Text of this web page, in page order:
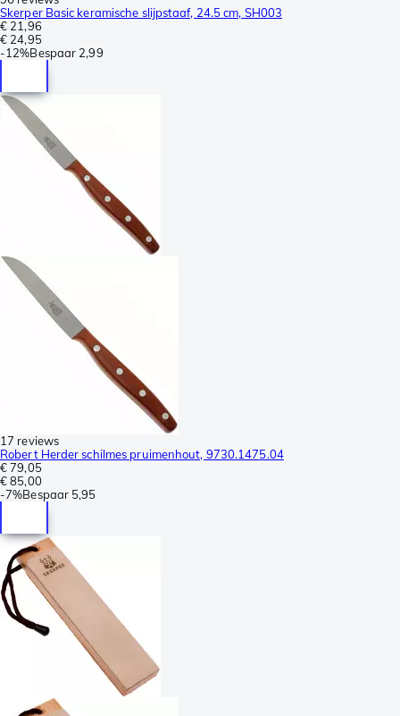
Skerper Basic keramische slijpstaaf, 24.5 cm, SH003
€ 21,96
€ 24,95
-12%Bespaar 2,99
17 reviews
Robert Herder schilmes pruimenhout, 9730.1475.04
€ 79,05
€ 85,00
-7%Bespaar 5,95